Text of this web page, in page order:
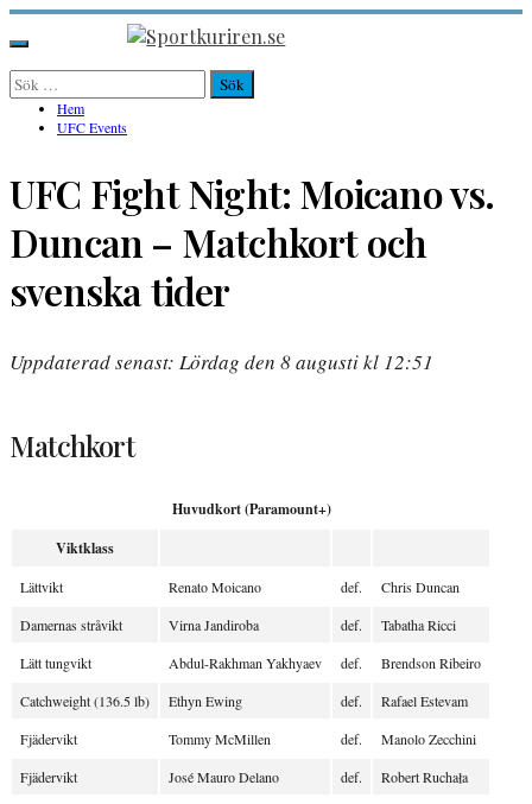
Hoppa
till
innehåll
Sportkuriren.se
Primär
meny
Sök
efter: Hem
UFC Events
UFC Fight Night: Moicano vs.
Duncan – Matchkort och
svenska tider
Uppdaterad senast: Lördag den 8 augusti kl 12:51
Matchkort
Huvudkort (Paramount+)
Viktklass
Lättvikt Renato Moicano def.
Chris Duncan
Damernas stråvikt
Virna Jandiroba def.
Tabatha Ricci
Lätt tungvikt
Abdul-Rakhman Yakhyaev def.
Brendson Ribeiro
Catchweight (136.5 lb)
Ethyn Ewing def.
Rafael Estevam
Fjädervikt
Tommy McMillen def.
Manolo Zecchini
Fjädervikt
José Mauro Delano def. Robert Ruchała